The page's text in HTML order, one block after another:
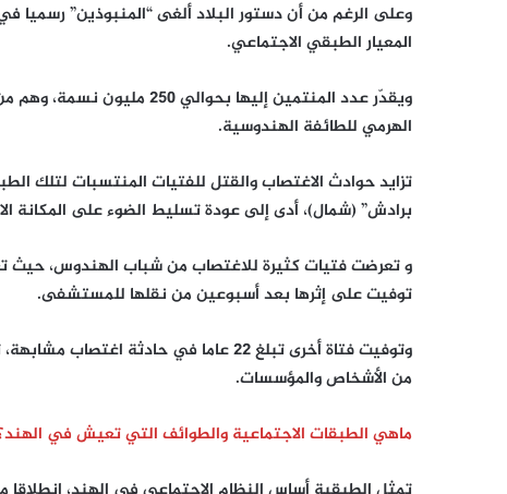
المعيار الطبقي الاجتماعي.
ويقدّر عدد المنتمين إليها
الهرمي للطائفة الهندوسية.
تزايد حوادث الاغتصاب والقتل للفتيات المنتسبات لتلك
برادش” (شمال)، أدى إلى عودة تسليط الضوء على المكانة
توفيت على إثرها بعد أسبوعين من نقلها للمستشفى.
وتوفيت فتاة أخرى تبلغ 22 عاما في
من الأشخاص والمؤسسات.
ماهي الطبقات الاجتماعية والطوائف التي تعيش في